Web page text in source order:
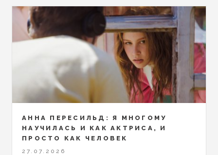
АННА ПЕРЕСИЛЬД: Я МНОГОМУ
НАУЧИЛАСЬ И КАК АКТРИСА, И
ПРОСТО КАК ЧЕЛОВЕК
27.07.2026